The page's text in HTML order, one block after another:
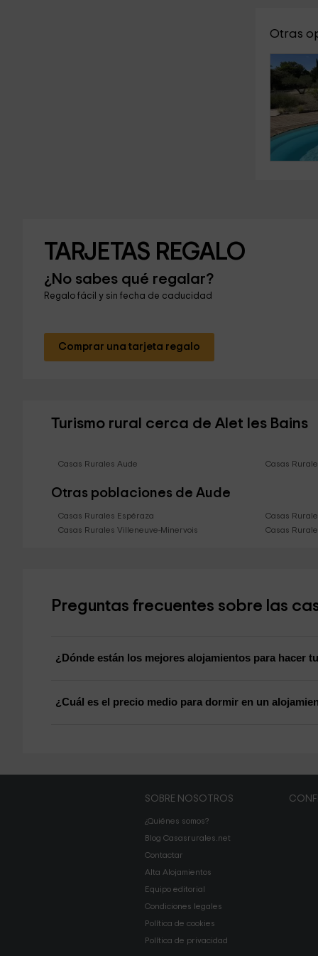
Otras
TARJETAS REGALO
¿No sabes qué regalar?
Regalo fácil y sin fecha de caducidad
Comprar una tarjeta regalo
Turismo rural cerca de Alet les Bains
Casas Rurales Aude Casas
Otras poblaciones de Aude
Casas Rurales Espéraza
Casas
Casas Rurales Villeneuve-Minervois
Casas
Preguntas frecuentes sobre las
¿Dónde están los mejores alojamientos para hacer
¿Cuál es el precio medio para dormir en un
SOBRE NOSOTROS
¿Quiénes somos?
Blog Casasrurales.net
Contactar
Alta Alojamientos
Equipo editorial
Condiciones legales
Política de cookies
Política de privacidad